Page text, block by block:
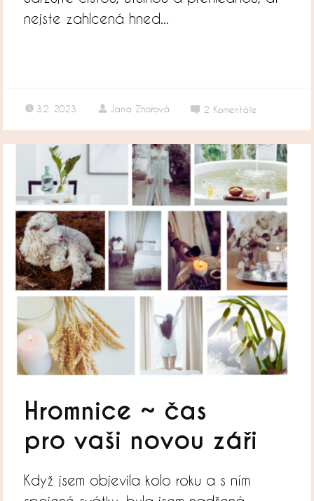
nejste zahlcená hned...
3.2. 2023 Jana Zhořová 2 Komentáře
Hromnice ~ čas
pro vaši novou záři
Když jsem objevila kolo roku a s ním